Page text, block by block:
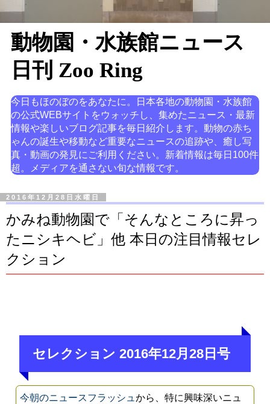
動物園・水族館ニュース
日刊 Zoo Ring
今日もほのぼのをあなたに。日本各地の動物園・水族館
の公式WEBサイトをウォッチし、集めたニュース・最新
情報や楽しいブログ記事を毎日紹介します。動物の赤ち
ゃんの誕生や移動など重要なニュースの追跡や、癒し写
真・動画の発見にご利用ください。新着情報は毎日100件
超。メディアを通さない旬な情報です。
2016年12月28日水曜日
かみね動物園で「そんなところに昇っ
たニシキヘビ」他 本日の注目情報セレ
クション
セレクション 2016年12月28日号
今朝のニュースフラッシュから、特に興味深いニュ